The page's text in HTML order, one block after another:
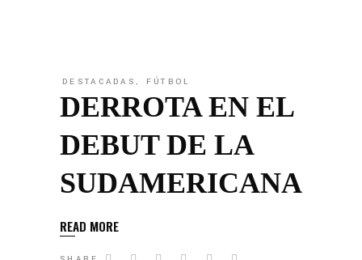
DESTACADAS, FÚTBOL
DERROTA EN EL
DEBUT DE LA
SUDAMERICANA
READ MORE